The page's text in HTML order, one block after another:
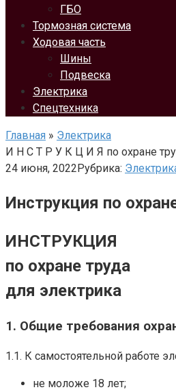
ГБО
Тормозная система
Ходовая часть
Шины
Подвеска
Электрика
Спецтехника
Главная » Электрика
И Н С Т Р У К Ц И Я по охране
24 июня, 2022Рубрика:
Инструкция по
ИНСТРУКЦИЯ
по охране труда
для электрика
1. Общие требования
1.1. К самостоятельной работе
не моложе 18 лет;